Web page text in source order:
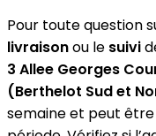
Pour toute question
livraisonou le suivi
3 Allee Georges
(Berthelot Sud et
semaine et peut